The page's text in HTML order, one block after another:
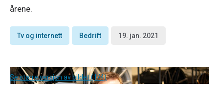
årene.
Tv og internett Bedrift 19. jan. 2021
Se større versjon av bildet (1/4)